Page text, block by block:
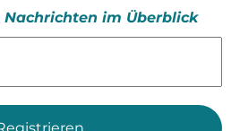
im Überblick